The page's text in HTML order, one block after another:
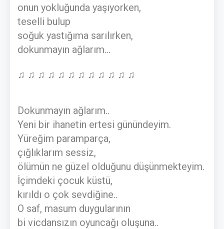
onun yokluğunda yaşıyorken,
teselli bulup
soğuk yastığıma sarılırken,
dokunmayın ağlarım...
♫ ♫ ♫ ♫ ♫ ♫ ♫ ♫ ♫ ♫ ♫ ♫
Dokunmayın ağlarım..
Yeni bir ihanetin ertesi günündeyim.
Yüreğim paramparça,
çığlıklarım sessiz,
ölümün ne güzel olduğunu düşünmekteyim.
İçimdeki çocuk küstü,
kırıldı o çok sevdiğine..
O saf, masum duygularının
bi vicdansızın oyuncağı oluşuna..